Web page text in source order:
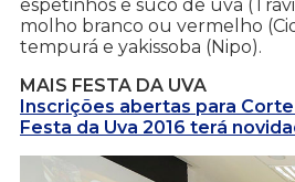
espetinhos e suco de uva
molho branco ou vermelho
tempurá e yakissoba (Nipo).
MAIS FESTA DA UVA
Inscrições abertas para Corte
Festa da Uva 2016 terá